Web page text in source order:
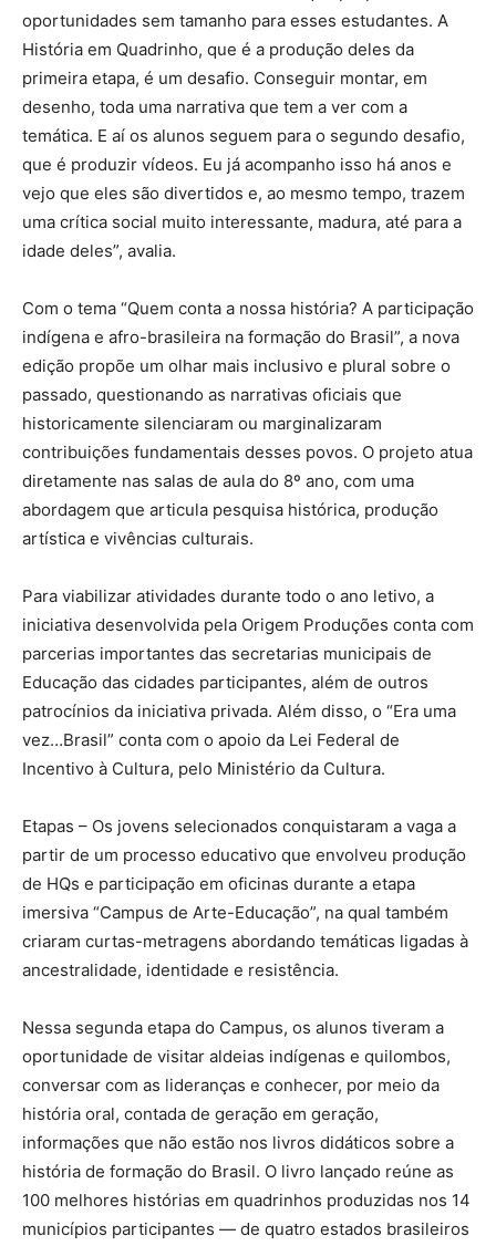
oportunidades sem tamanho para esses estudantes. A
História em Quadrinho, que é a produção deles da
primeira etapa, é um desafio. Conseguir montar, em
desenho, toda uma narrativa que tem a ver com a
temática. E aí os alunos seguem para o segundo desafio,
que é produzir vídeos. Eu já acompanho isso há anos e
vejo que eles são divertidos e, ao mesmo tempo, trazem
uma crítica social muito interessante, madura, até para a
idade deles”, avalia.
Com o tema “Quem conta a nossa história? A participação
indígena e afro-brasileira na formação do Brasil”, a nova
edição propõe um olhar mais inclusivo e plural sobre o
passado, questionando as narrativas oficiais que
historicamente silenciaram ou marginalizaram
contribuições fundamentais desses povos. O projeto atua
diretamente nas salas de aula do 8º ano, com uma
abordagem que articula pesquisa histórica, produção
artística e vivências culturais.
Para viabilizar atividades durante todo o ano letivo, a
iniciativa desenvolvida pela Origem Produções conta com
parcerias importantes das secretarias municipais de
Educação das cidades participantes, além de outros
patrocínios da iniciativa privada. Além disso, o “Era uma
vez…Brasil” conta com o apoio da Lei Federal de
Incentivo à Cultura, pelo Ministério da Cultura.
Etapas – Os jovens selecionados conquistaram a vaga a
partir de um processo educativo que envolveu produção
de HQs e participação em oficinas durante a etapa
imersiva “Campus de Arte-Educação”, na qual também
criaram curtas-metragens abordando temáticas ligadas à
ancestralidade, identidade e resistência.
Nessa segunda etapa do Campus, os alunos tiveram a
oportunidade de visitar aldeias indígenas e quilombos,
conversar com as lideranças e conhecer, por meio da
história oral, contada de geração em geração,
informações que não estão nos livros didáticos sobre a
história de formação do Brasil. O livro lançado reúne as
100 melhores histórias em quadrinhos produzidas nos 14
municípios participantes — de quatro estados brasileiros